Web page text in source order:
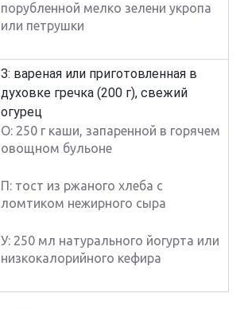
порубленной мелко зелени укропа
или петрушки
З: вареная или приготовленная в
духовке гречка (200 г), свежий
огурец
О: 250 г каши, запаренной в горячем
овощном бульоне
П: тост из ржаного хлеба с
ломтиком нежирного сыра
У: 250 мл натурального йогурта или
низкокалорийного кефира